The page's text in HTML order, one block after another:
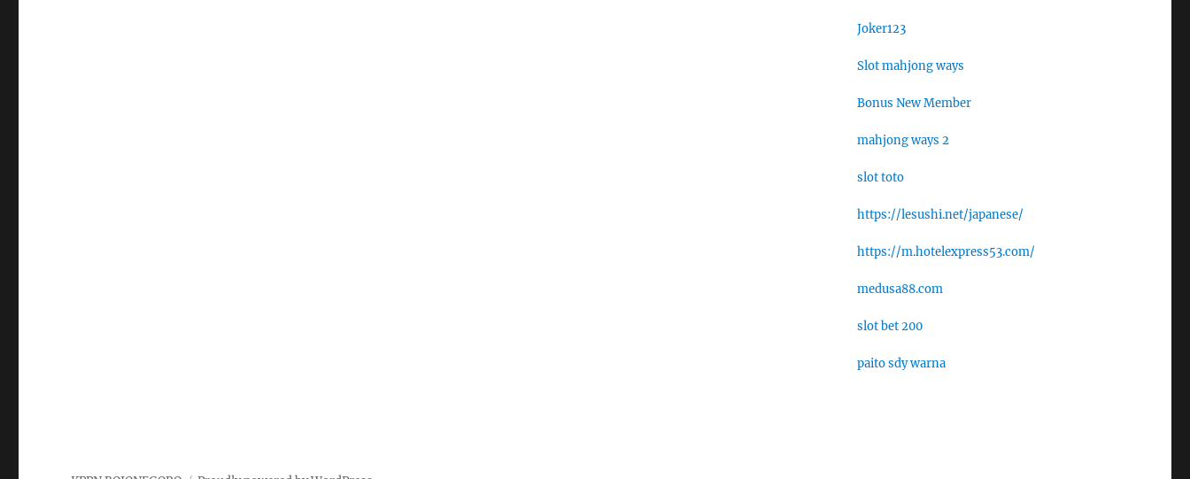
Joker123
Slot mahjong ways
Bonus New Member
mahjong ways 2
slot toto
https://lesushi.net/japanese/
https://m.hotelexpress53.com/
medusa88.com
slot bet 200
paito sdy warna